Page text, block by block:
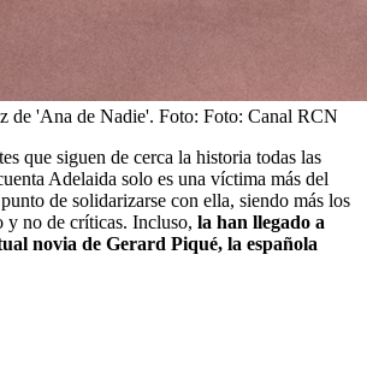
de 'Ana de Nadie'. Foto: Foto: Canal RCN
que siguen de cerca la historia todas las
Adelaida solo es una víctima más del
de solidarizarse con ella, siendo más los
y no de críticas. Incluso, la han llegado a
novia de Gerard Piqué, la española